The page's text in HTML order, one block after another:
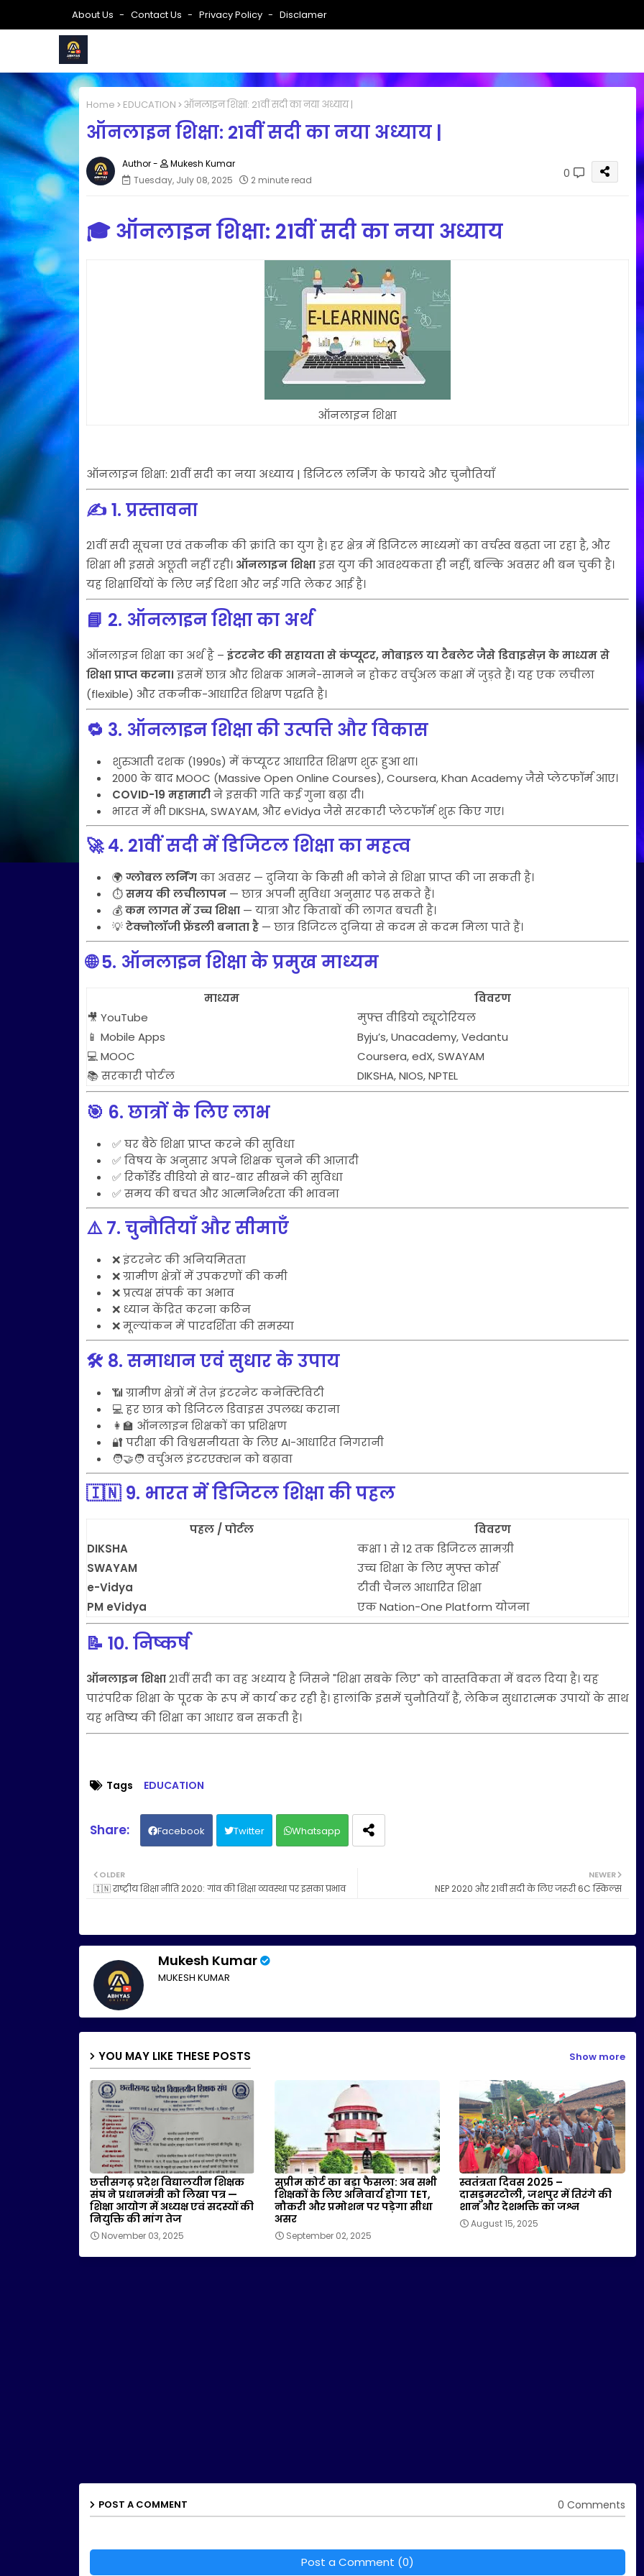
About Us Contact Us Privacy Policy Disclamer
Home EDUCATION ऑनलाइन शिक्षा: 21वीं सदी का नया अध्याय |
ऑनलाइन शिक्षा: 21वीं सदी का नया अध्याय |
Mukesh Kumar
Tuesday, July 08, 2025
2 minute read 0
🎓 ऑनलाइन शिक्षा: 21वीं सदी का नया अध्याय
ऑनलाइन शिक्षा
ऑनलाइन शिक्षा: 21वीं सदी का नया अध्याय | डिजिटल लर्निंग के फायदे और चुनौतियाँ
✍️ 1. प्रस्तावना
21वीं सदी सूचना एवं तकनीक की क्रांति का युग है। हर क्षेत्र में डिजिटल माध्यमों का वर्चस्व बढ़ता जा रहा है, और
शिक्षा भी इससे अछूती नहीं रही। ऑनलाइन शिक्षाइस युग की आवश्यकता ही नहीं, बल्कि अवसर भी बन चुकी है।
यह शिक्षार्थियों के लिए नई दिशा और नई गति लेकर आई है।
📘 2. ऑनलाइन शिक्षा का अर्थ
ऑनलाइन शिक्षा का अर्थ है – इंटरनेट की सहायता से कंप्यूटर, मोबाइल या टैबलेट जैसे डिवाइसेज़ के माध्यम से
शिक्षा प्राप्त करना। इसमें छात्र और शिक्षक आमने-सामने न होकर वर्चुअल कक्षा में जुड़ते हैं। यह एक लचीला
(flexible) और तकनीक-आधारित शिक्षण पद्धति है।
🔁 3. ऑनलाइन शिक्षा की उत्पत्ति और विकास
शुरुआती दशक (1990s) में कंप्यूटर आधारित शिक्षण शुरू हुआ था।
2000 के बाद MOOC (Massive Open Online Courses), Coursera, Khan Academy जैसे प्लेटफॉर्म आए।
COVID-19 महामारीने इसकी गति कई गुना बढ़ा दी।
भारत में भी DIKSHA, SWAYAM, और eVidya जैसे सरकारी प्लेटफॉर्म शुरू किए गए।
🚀4. 21वीं सदी में डिजिटल शिक्षा का महत्व
🌍 ग्लोबल लर्निंगका अवसर — दुनिया के किसी भी कोने से शिक्षा प्राप्त की जा सकती है।
⏱️समय की लचीलापन— छात्र अपनी सुविधा अनुसार पढ़ सकते हैं।
💰कम लागत में उच्च शिक्षा— यात्रा और किताबों की लागत बचती है।
💡टेक्नोलॉजी फ्रेंडली बनाता है— छात्र डिजिटल दुनिया से कदम से कदम मिला पाते हैं।
🌐5. ऑनलाइन शिक्षा के प्रमुख माध्यम
माध्यम
विवरण
🎥 YouTube
मुफ्त वीडियो ट्यूटोरियल
📱 Mobile Apps
Byju’s, Unacademy, Vedantu
💻 MOOC
Coursera, edX, SWAYAM
📚 सरकारी पोर्टल
DIKSHA, NIOS, NPTEL
🎯 6. छात्रों के लिए लाभ
✅ घर बैठे शिक्षा प्राप्त करने की सुविधा
✅ विषय के अनुसार अपने शिक्षक चुनने की आज़ादी
✅ रिकॉर्डेड वीडियो से बार-बार सीखने की सुविधा
✅ समय की बचत और आत्मनिर्भरता की भावना
⚠️7. चुनौतियाँ और सीमाएँ
❌ इंटरनेट की अनियमितता
❌ ग्रामीण क्षेत्रों में उपकरणों की कमी
❌ प्रत्यक्ष संपर्क का अभाव
❌ ध्यान केंद्रित करना कठिन
❌ मूल्यांकन में पारदर्शिता की समस्या
🛠️ 8. समाधान एवं सुधार के उपाय
📶 ग्रामीण क्षेत्रों में तेज़ इंटरनेट कनेक्टिविटी
💻 हर छात्र को डिजिटल डिवाइस उपलब्ध कराना
👩‍🏫 ऑनलाइन शिक्षकों का प्रशिक्षण
🔐 परीक्षा की विश्वसनीयता के लिए AI-आधारित निगरानी
🧑‍🤝‍🧑 वर्चुअल इंटरएक्शन को बढ़ावा
🇮🇳 9. भारत में डिजिटल शिक्षा की पहल
पहल / पोर्टल
विवरण
DIKSHA
कक्षा 1 से 12 तक डिजिटल सामग्री
SWAYAM
उच्च शिक्षा के लिए मुफ्त कोर्स
e-Vidya
टीवी चैनल आधारित शिक्षा
PM eVidya
एक Nation-One Platform योजना
📝 10. निष्कर्ष
ऑनलाइन शिक्षा21वीं सदी का वह अध्याय है जिसने "शिक्षा सबके लिए" को वास्तविकता में बदल दिया है। यह
पारंपरिक शिक्षा के पूरक के रूप में कार्य कर रही है। हालांकि इसमें चुनौतियाँ हैं, लेकिन सुधारात्मक उपायों के साथ
यह भविष्य की शिक्षा का आधार बन सकती है।
Tags EDUCATION
Facebook Twitter Whatsapp
NEWER
NEP 2020 और 21वीं सदी के लिए जरूरी 6C स्किल्स
OLDER
🇮🇳 राष्ट्रीय शिक्षा नीति 2020: गांव की शिक्षा व्यवस्था पर इसका प्रभाव
Mukesh Kumar
MUKESH KUMAR
YOU MAY LIKE THESE POSTS Show more
छत्तीसगढ़ प्रदेश विद्यालयीन शिक्षक
संघ ने प्रधानमंत्री को लिखा पत्र —
शिक्षा आयोग में अध्यक्ष एवं सदस्यों की
नियुक्ति की मांग तेज
November 03, 2025
सुप्रीम कोर्ट का बड़ा फैसला: अब सभी
शिक्षकों के लिए अनिवार्य होगा TET,
नौकरी और प्रमोशन पर पड़ेगा सीधा
असर
September 02, 2025
स्वतंत्रता दिवस 2025 –
दासडुमरटोली, जशपुर में तिरंगे की
शान और देशभक्ति का जश्न
August 15, 2025
POST A COMMENT 0 Comments
Post a Comment (0)